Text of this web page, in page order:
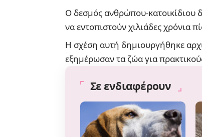
Ο δεσμός ανθρώπου-κατοικίδιου
να εντοπιστούν χιλιάδες χρόνια
Η σχέση αυτή δημιουργήθηκε
εξημέρωσαν τα ζώα για
Σε ενδιαφέρουν